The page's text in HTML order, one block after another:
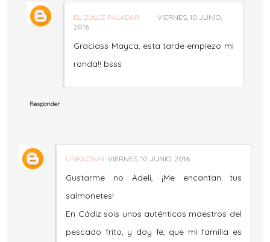
EL DULCE PALADAR
VIERNES, 10 JUNIO,
2016
Graciass Mayca, esta tarde empiezo mi
ronda!! bsss
Responder
UNKNOWN VIERNES, 10 JUNIO, 2016
Gustarme no Adeli, ¡Me encantan tus
salmonetes!
En Cádiz sois unos auténticos maestros del
pescado frito, y doy fe, que mi familia es